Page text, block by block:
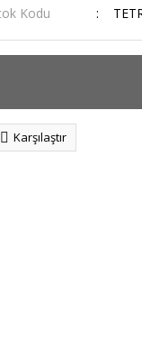
Kodu
Karşılaştır